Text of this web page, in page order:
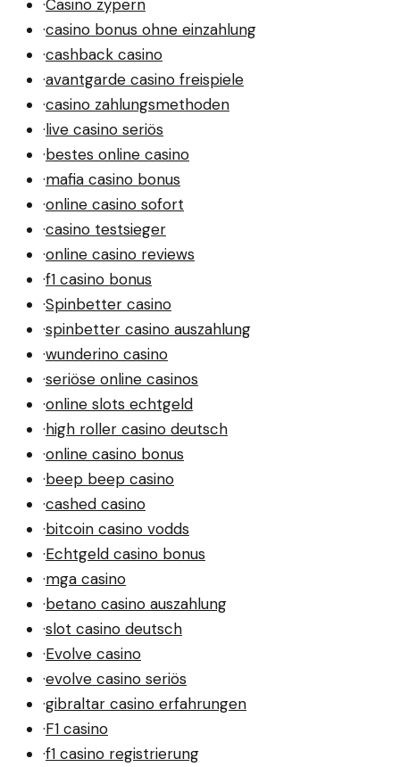
·Casino zypern
·casino bonus ohne einzahlung
·cashback casino
·avantgarde casino freispiele
·casino zahlungsmethoden
·live casino seriös
·bestes online casino
·mafia casino bonus
·online casino sofort
·casino testsieger
·online casino reviews
·f1 casino bonus
·Spinbetter casino
·spinbetter casino auszahlung
·wunderino casino
·seriöse online casinos
·online slots echtgeld
·high roller casino deutsch
·online casino bonus
·beep beep casino
·cashed casino
·bitcoin casino vodds
·Echtgeld casino bonus
·mga casino
·betano casino auszahlung
·slot casino deutsch
·Evolve casino
·evolve casino seriös
·gibraltar casino erfahrungen
·F1 casino
·f1 casino registrierung